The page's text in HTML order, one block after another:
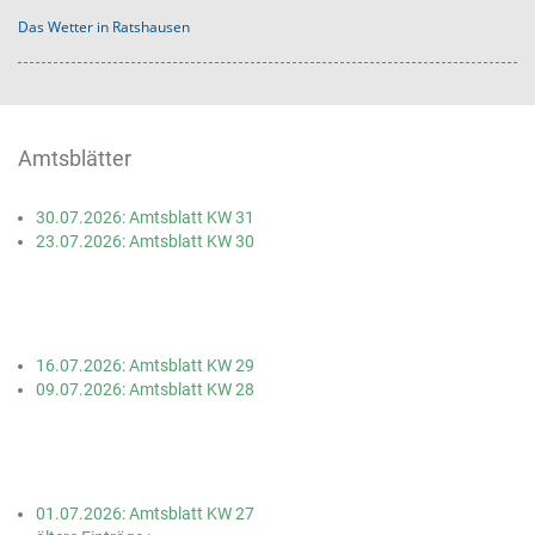
Das Wetter in Ratshausen
Amtsblätter
30.07.2026: Amtsblatt KW 31
23.07.2026: Amtsblatt KW 30
16.07.2026: Amtsblatt KW 29
09.07.2026: Amtsblatt KW 28
01.07.2026: Amtsblatt KW 27